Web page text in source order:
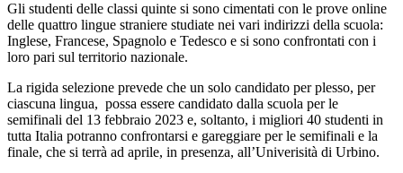
Gli studenti delle classi quinte si sono cimentati con le prove online
delle quattro lingue straniere studiate nei vari indirizzi della scuola:
Inglese, Francese, Spagnolo e Tedesco e si sono confrontati con i
loro pari sul territorio nazionale.
La rigida selezione prevede che un solo candidato per plesso, per
ciascuna lingua, possa essere candidato dalla scuola per le
semifinali del 13 febbraio 2023 e, soltanto, i migliori 40 studenti in
tutta Italia potranno confrontarsi e gareggiare per le semifinali e la
finale, che si terrà ad aprile, in presenza, all’Univerisità di Urbino.